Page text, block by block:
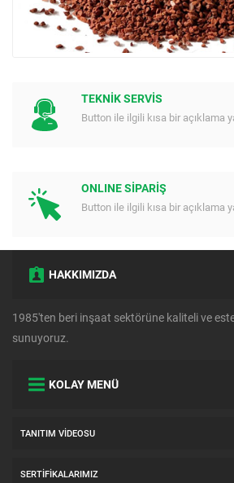
TEKNİK SERVİS
Button ile ilgili kısa bir açıklama
ONLINE SİPARİŞ
Button ile ilgili kısa bir açıklama
HAKKIMIZDA
1985'ten beri inşaat sektörüne kaliteli ve
sunuyoruz.
KOLAY MENÜ
TANITIM VIDEOSU
SERTIFIKALARIMIZ